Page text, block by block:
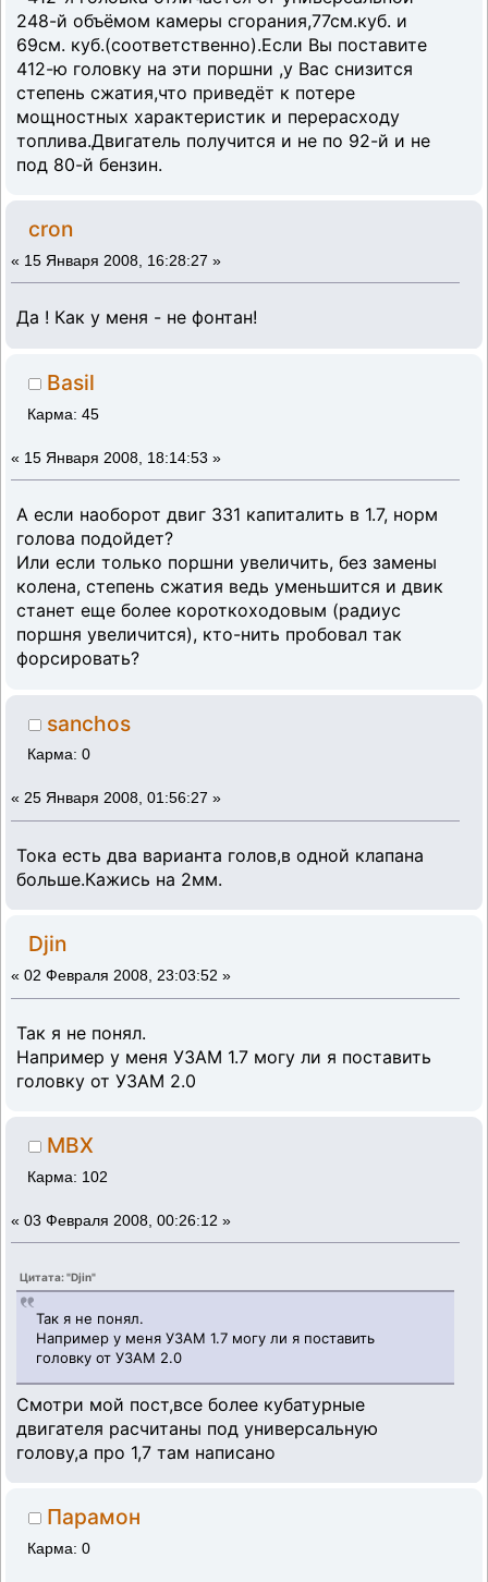
248-й объёмом камеры сгорания,77см.куб. и
69см. куб.(соответственно).Если Вы поставите
412-ю головку на эти поршни ,у Вас снизится
степень сжатия,что приведёт к потере
мощностных характеристик и перерасходу
топлива.Двигатель получится и не по 92-й и не
под 80-й бензин.
cron
« 15 Января 2008, 16:28:27 »
Да ! Как у меня - не фонтан!
Basil
Карма: 45
« 15 Января 2008, 18:14:53 »
А если наоборот двиг 331 капиталить в 1.7, норм
голова подойдет?
Или если только поршни увеличить, без замены
колена, степень сжатия ведь уменьшится и двик
станет еще более короткоходовым (радиус
поршня увеличится), кто-нить пробовал так
форсировать?
sanchos
Карма: 0
« 25 Января 2008, 01:56:27 »
Тока есть два варианта голов,в одной клапана
больше.Кажись на 2мм.
Djin
« 02 Февраля 2008, 23:03:52 »
Так я не понял.
Например у меня УЗАМ 1.7 могу ли я поставить
головку от УЗАМ 2.0
MBX
Карма: 102
« 03 Февраля 2008, 00:26:12 »
Цитата: "Djin"
Так я не понял.
Например у меня УЗАМ 1.7 могу ли я поставить
головку от УЗАМ 2.0
Смотри мой пост,все более кубатурные
двигателя расчитаны под универсальную
голову,а про 1,7 там написано
Парамон
Карма: 0